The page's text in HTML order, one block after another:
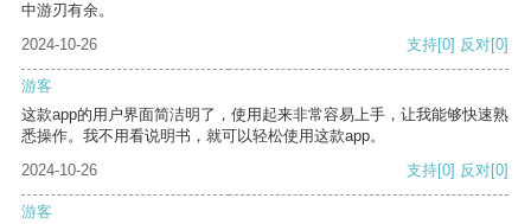
中游刃有余。
2024-10-26
支持[0] 反对[0]
游客
这款app的用户界面简洁明了，使用起来非常容易上手，让我能够快速熟
悉操作。我不用看说明书，就可以轻松使用这款app。
2024-10-26
支持[0] 反对[0]
游客